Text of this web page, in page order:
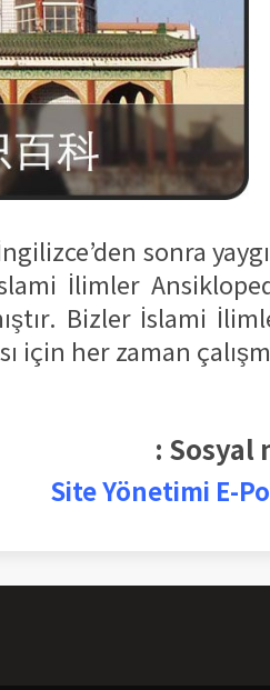
sonra
İlimler
Bizler İslami
için her zaman
Sosyal
Site Yönetimi E-